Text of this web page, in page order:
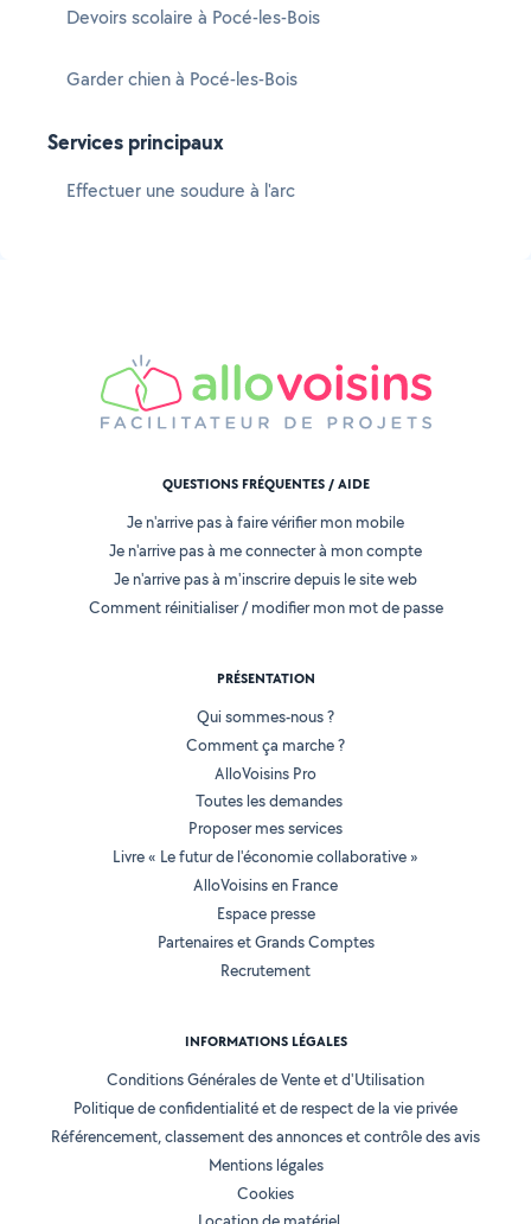
Devoirs scolaire à Pocé-les-Bois
Garder chien à Pocé-les-Bois
Services principaux
Effectuer une soudure à l'arc
QUESTIONS FRÉQUENTES / AIDE
Je n'arrive pas à faire vérifier mon mobile
Je n'arrive pas à me connecter à mon compte
Je n'arrive pas à m'inscrire depuis le site web
Comment réinitialiser / modifier mon mot de passe
PRÉSENTATION
Qui sommes-nous ?
Comment ça marche ?
AlloVoisins Pro
Toutes les demandes
Proposer mes services
Livre « Le futur de l'économie collaborative »
AlloVoisins en France
Espace presse
Partenaires et Grands Comptes
Recrutement
INFORMATIONS LÉGALES
Conditions Générales de Vente et d'Utilisation
Politique de confidentialité et de respect de la vie privée
Référencement, classement des annonces et contrôle des avis
Mentions légales
Cookies